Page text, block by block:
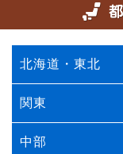
北海道・東北
関東
中部